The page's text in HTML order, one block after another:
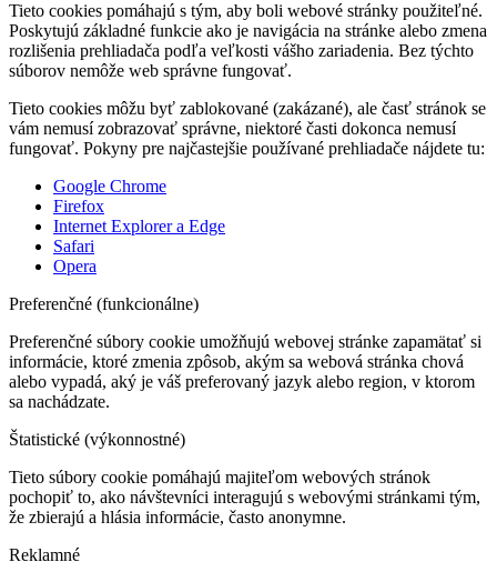
Tieto cookies pomáhajú s tým, aby boli webové stránky použiteľné.
Poskytujú základné funkcie ako je navigácia na stránke alebo zmena
rozlišenia prehliadača podľa veľkosti vášho zariadenia. Bez týchto
súborov nemôže web správne fungovať.
Tieto cookies môžu byť zablokované (zakázané), ale časť stránok se
vám nemusí zobrazovať správne, niektoré časti dokonca nemusí
fungovať. Pokyny pre najčastejšie používané prehliadače nájdete tu:
Google Chrome
Firefox
Internet Explorer a Edge
Safari
Opera
Preferenčné (funkcionálne)
Preferenčné súbory cookie umožňujú webovej stránke zapamätať si
informácie, ktoré zmenia zpôsob, akým sa webová stránka chová
alebo vypadá, aký je váš preferovaný jazyk alebo region, v ktorom
sa nachádzate.
Štatistické (výkonnostné)
Tieto súbory cookie pomáhajú majiteľom webových stránok
pochopiť to, ako návštevníci interagujú s webovými stránkami tým,
že zbierajú a hlásia informácie, často anonymne.
Reklamné